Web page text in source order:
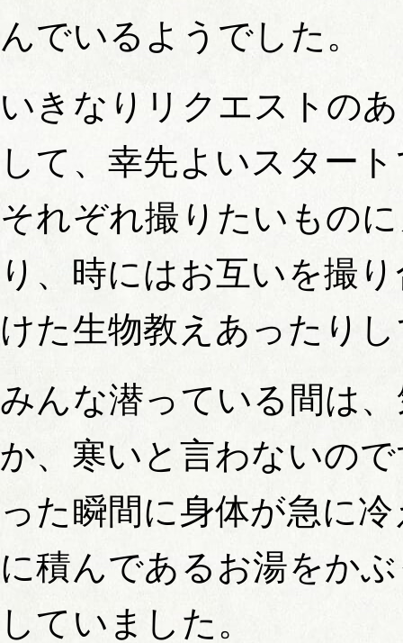
んでいるようでした。
いきなりリクエストの
して、幸先よいスター
それぞれ撮りたいもの
り、時にはお互いを撮
けた生物教えあったり
みんな潜っている間は
か、寒いと言わないの
った瞬間に身体が急に
に積んであるお湯をか
していました。